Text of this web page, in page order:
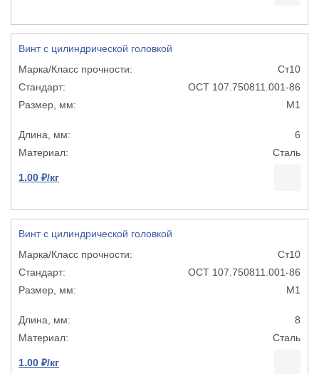
Винт с цилиндрической головкой
Ст10
ОСТ 107.750811.001-86
М1
6
Сталь
1.00 ₽/кг
Винт с цилиндрической головкой
Ст10
ОСТ 107.750811.001-86
М1
8
Сталь
1.00 ₽/кг